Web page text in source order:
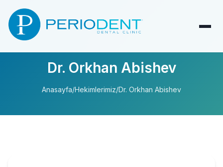
Dr. Orkhan Abishev
Anasayfa/Hekimlerimiz/Dr. Orkhan Abishev